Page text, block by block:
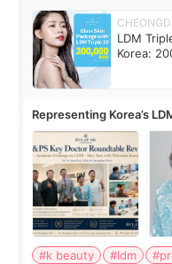
LDM
Korea:
Representing Korea’s
Roundtable
#k beauty #ldm